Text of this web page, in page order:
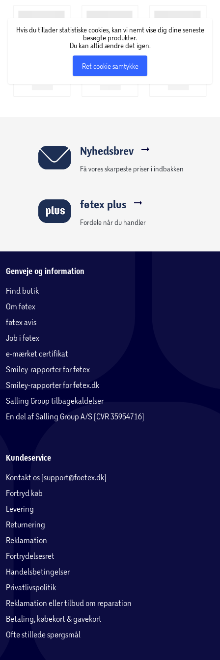
Hvis du tillader statistiske cookies, kan vi nemt vise dig dine seneste
besøgte produkter.
Du kan altid ændre det igen.
Ret cookie samtykke
Nyhedsbrev
Få vores skarpeste priser i indbakken
føtex plus
Fordele når du handler
Genveje og information
Find butik
Om føtex
føtex avis
Job i føtex
e-mærket certifikat
Smiley-rapporter for føtex
Smiley-rapporter for føtex.dk
Salling Group tilbagekaldelser
En del af Salling Group A/S (CVR 35954716)
Kundeservice
Kontakt os (support@foetex.dk)
Fortryd køb
Levering
Returnering
Reklamation
Fortrydelsesret
Handelsbetingelser
Privatlivspolitik
Reklamation eller tilbud om reparation
Betaling, købekort & gavekort
Ofte stillede spørgsmål